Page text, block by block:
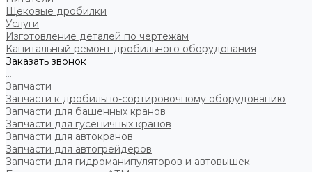
Щековые дробилки
Услуги
Изготовление деталей по чертежам
Капитальный ремонт дробильного оборудования
Заказать звонок
...
Запчасти
Запчасти к дробильно-сортировочному оборудованию
Запчасти для башенных кранов
Запчасти для гусеничных кранов
Запчасти для автокранов
Запчасти для автогрейдеров
Запчасти для гидроманипуляторов и автовышек